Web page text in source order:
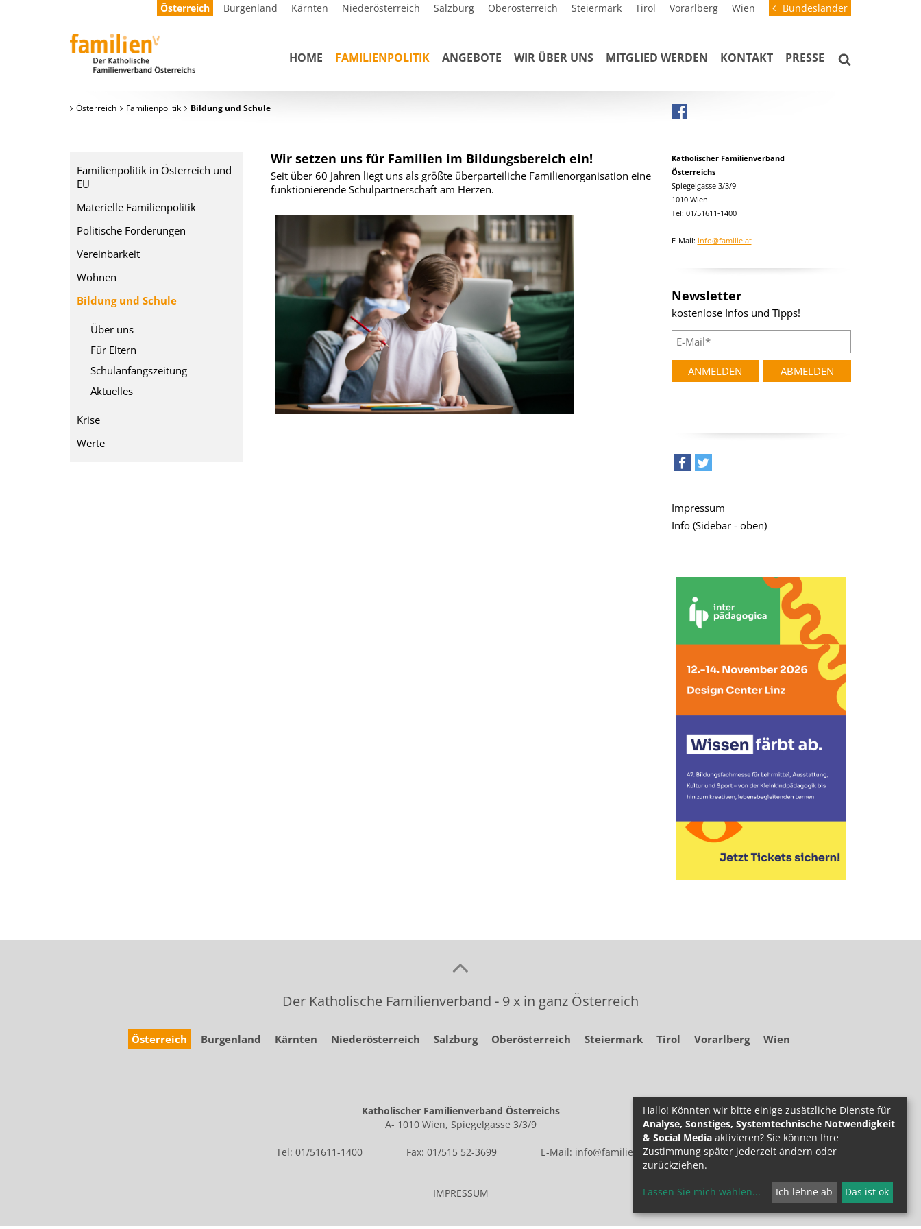
Österreich Burgenland Kärnten Niederösterreich Salzburg Oberösterreich Steiermark Tirol Vorarlberg Wien Bundesländer
HOME FAMILIENPOLITIK ANGEBOTE WIR ÜBER UNS MITGLIED WERDEN KONTAKT PRESSE
Österreich Familienpolitik Bildung und Schule
Wir setzen uns für Familien im Bildungsbereich ein!
Seit über 60 Jahren liegt uns als größte überparteiliche Familienorganisation eine
funktionierende Schulpartnerschaft am Herzen.
Familienpolitik in Österreich und
EU
Materielle Familienpolitik
Politische Forderungen
Vereinbarkeit
Wohnen
Bildung und Schule
Über uns
Für Eltern
Schulanfangszeitung
Aktuelles
Krise
Werte
Katholischer Familienverband
Österreichs
Spiegelgasse 3/3/9
1010 Wien
Tel: 01/51611-1400
E-Mail: info@familie.at
Newsletter
kostenlose Infos und Tipps!
Impressum
Info (Sidebar - oben)
Der Katholische Familienverband - 9 x in ganz Österreich
Österreich Burgenland Kärnten Niederösterreich Salzburg Oberösterreich Steiermark Tirol Vorarlberg Wien
Katholischer Familienverband Österreichs
A- 1010 Wien, Spiegelgasse 3/3/9
Tel: 01/51611-1400 Fax: 01/515 52-3699 E-Mail: info@familie.at
IMPRESSUM
Hallo! Könnten wir bitte einige zusätzliche Dienste für
Analyse, Sonstiges, Systemtechnische Notwendigkeit
& Social Media aktivieren? Sie können Ihre
Zustimmung später jederzeit ändern oder
zurückziehen.
Lassen Sie mich wählen... Ich lehne ab Das ist ok